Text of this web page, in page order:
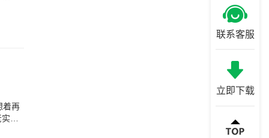
着再
联系客服
立即下载